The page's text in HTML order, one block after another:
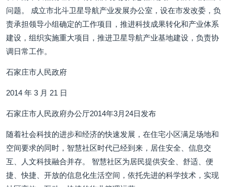
问题。 成立市北斗卫星导航产业发展办公室，设在市发改委，负
责承担领导小组确定的工作项目，推进科技成果转化和产业体系
建设，组织实施重大项目，推进卫星导航产业基地建设，负责协
调日常工作。
石家庄市人民政府
2014 年 3 月 21 日
石家庄市人民政府办公厅2014年3月24日发布
随着社会科技的进步和经济的快速发展，在住宅小区满足场地和
空间要求的同时，智慧社区时代已经到来，居住安全、信息交
互、人文科技融合并存。 智慧社区为居民提供安全、舒适、便
捷、快捷、开放的信息化生活空间，依托先进的科学技术，实现